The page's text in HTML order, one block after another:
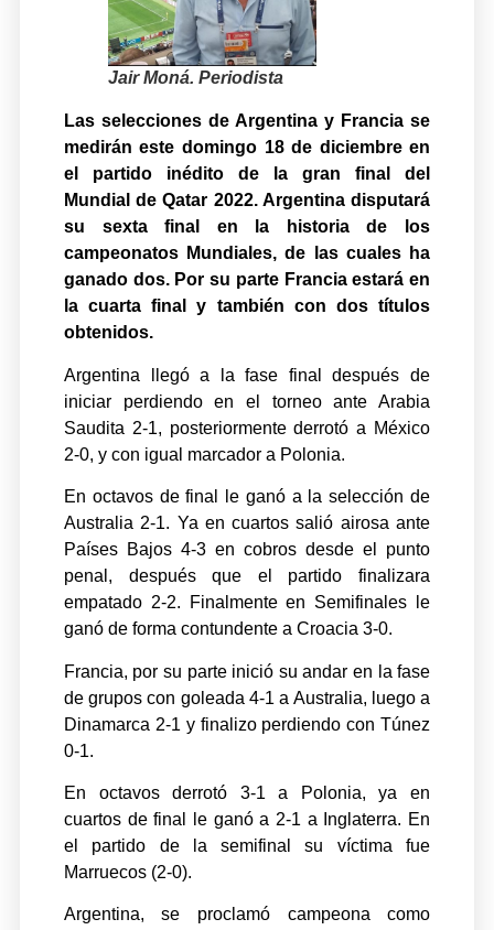
Jair Moná. Periodista
Las selecciones de Argentina y Francia se
medirán este domingo 18 de diciembre en
el partido inédito de la gran final del
Mundial de Qatar 2022. Argentina disputará
su sexta final en la historia de los
campeonatos Mundiales, de las cuales ha
ganado dos. Por su parte Francia estará en
la cuarta final y también con dos títulos
obtenidos.
Argentina llegó a la fase final después de
iniciar perdiendo en el torneo ante Arabia
Saudita 2-1, posteriormente derrotó a México
2-0, y con igual marcador a Polonia.
En octavos de final le ganó a la selección de
Australia 2-1. Ya en cuartos salió airosa ante
Países Bajos 4-3 en cobros desde el punto
penal, después que el partido finalizara
empatado 2-2. Finalmente en Semifinales le
ganó de forma contundente a Croacia 3-0.
Francia, por su parte inició su andar en la fase
de grupos con goleada 4-1 a Australia, luego a
Dinamarca 2-1 y finalizo perdiendo con Túnez
0-1.
En octavos derrotó 3-1 a Polonia, ya en
cuartos de final le ganó a 2-1 a Inglaterra. En
el partido de la semifinal su víctima fue
Marruecos (2-0).
Argentina, se proclamó campeona como